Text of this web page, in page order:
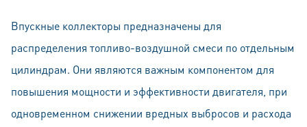
Впускные коллекторы предназначены для
распределения топливо-воздушной смеси по отдельным
цилиндрам. Они являются важным компонентом для
повышения мощности и эффективности двигателя, при
одновременном снижении вредных выбросов и расхода